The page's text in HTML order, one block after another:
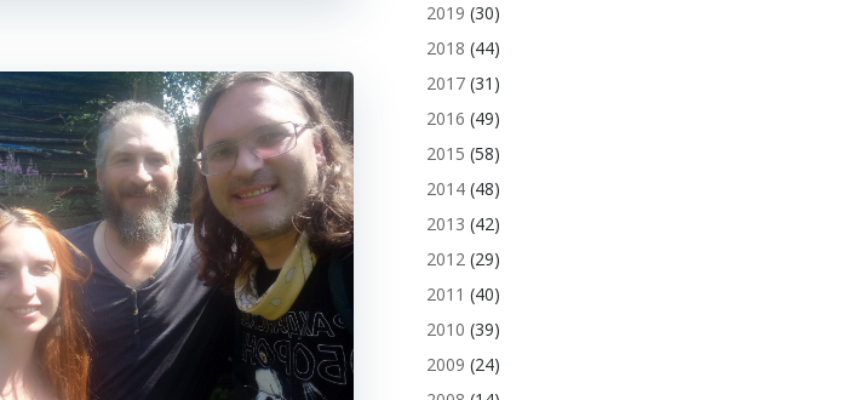
2019 (30)
2018 (44)
2017 (31)
2016 (49)
2015 (58)
2014 (48)
2013 (42)
2012 (29)
2011 (40)
2010 (39)
2009 (24)